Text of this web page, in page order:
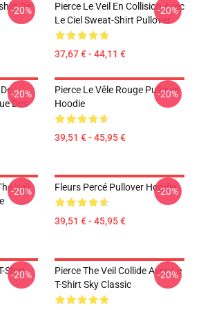
De
-20%
Pierce Le Veil En Collision Avec
Le Ciel Sweat-Shirt Pullover
37,67 € - 44,11 €
-20%
Des
-20%
Pierce Le Vêle Rouge Pullover
Hoodie
39,51 € - 45,95 €
-20%
Veil
-20% Fleurs Percé Pullover Hoodie
39,51 € - 45,95 €
-20%
Shirt
-20%
Pierce The Veil Collide Avec Le
T-Shirt Sky Classic
-20%